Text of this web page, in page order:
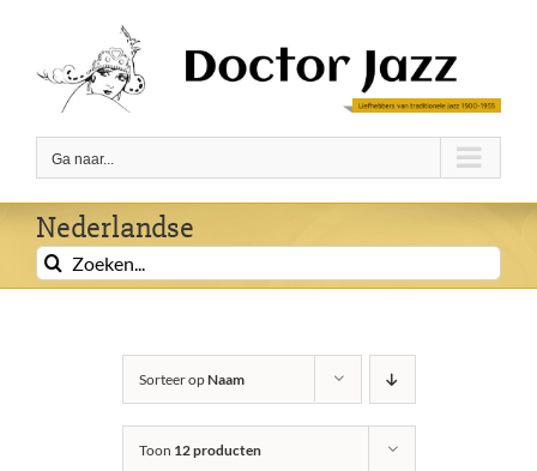
inhoud
Ga naar...
Nederlandse
Zoeken
naar:
Sorteer opNaam
Toon 12 producten